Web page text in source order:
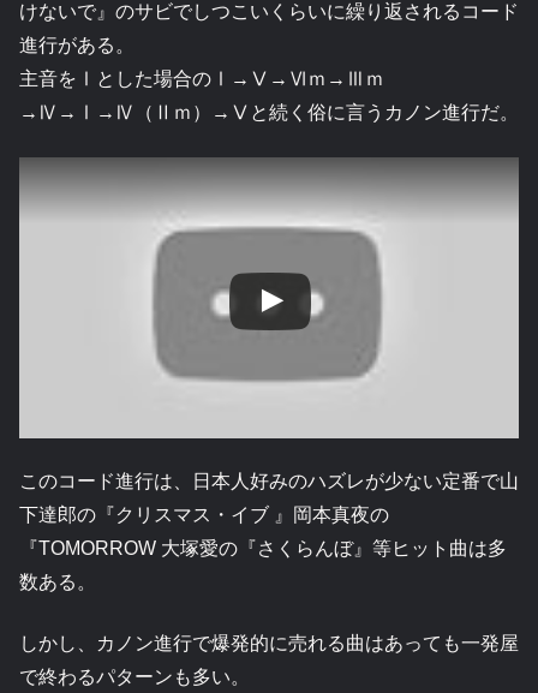
けないで』のサビでしつこいくらいに繰り返されるコード
進行がある。
主音をⅠとした場合のⅠ→Ⅴ→Ⅵｍ→Ⅲｍ
→Ⅳ→Ⅰ→Ⅳ（Ⅱｍ）→Ⅴと続く俗に言うカノン進行だ。
このコード進行は、日本人好みのハズレが少ない定番で山
下達郎の『クリスマス・イブ 』岡本真夜の
『TOMORROW 大塚愛の『さくらんぼ』等ヒット曲は多
数ある。
しかし、カノン進行で爆発的に売れる曲はあっても一発屋
で終わるパターンも多い。